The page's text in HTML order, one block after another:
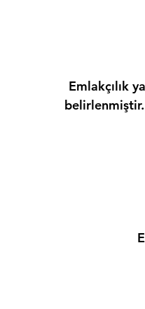
Emlakçılık